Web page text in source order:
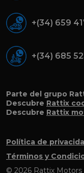
+(34) 659
+(34) 685
Parte del grupo
Descubre Rattix
Descubre Rattix
Política de
Términos y
© 2026 Rattix Motors